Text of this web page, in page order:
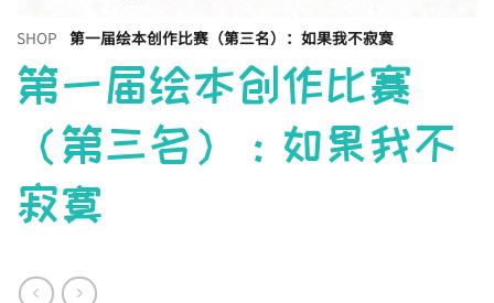
SHOP 第一届绘本创作比赛（第三名）：如果我不寂寞
第一届绘本创作比赛
（第三名）：如果我不
寂寞